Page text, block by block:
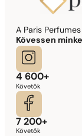
A Paris
Kövessen
4 600+
Követők
7 200+
Követők